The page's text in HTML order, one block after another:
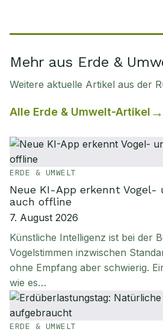
Mehr aus Erde &
Weitere aktuelle Artikel aus der
Alle Erde & Umwelt-Artikel
ERDE & UMWELT
Neue KI-App erkennt Vogel-
auch offline
7. August 2026
Künstliche Intelligenz ist bei der
Vogelstimmen inzwischen
ohne Empfang aber schwierig.
wie es…
ERDE & UMWELT